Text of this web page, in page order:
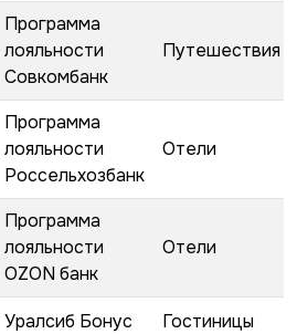
Программа
лояльности
Совкомбанк
Путешествия
Программа
лояльности
Россельхозбанк
Отели
Программа
лояльности
OZON банк
Отели
Уралсиб Бонус Гостиницы